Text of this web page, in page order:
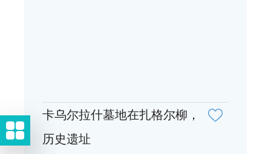
卡乌尔拉什墓地在扎格尔柳，
历史遗址